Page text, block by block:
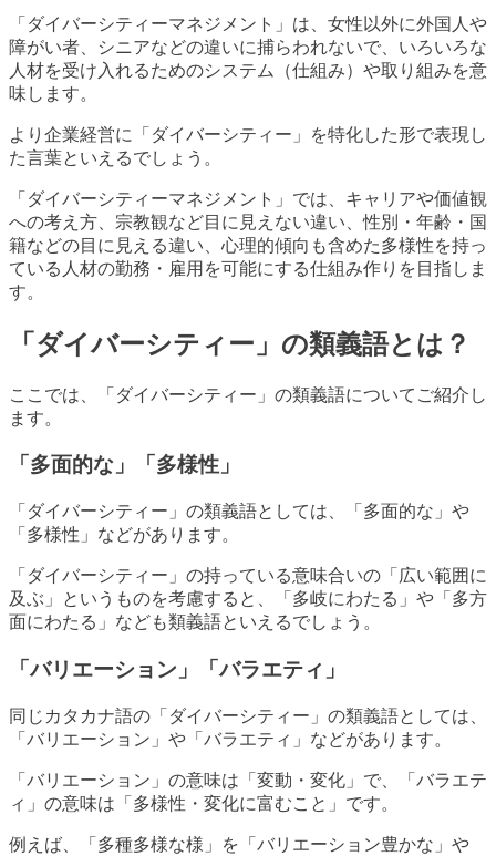
「ダイバーシティーマネジメント」は、女性以外に外国人や
障がい者、シニアなどの違いに捕らわれないで、いろいろな
人材を受け入れるためのシステム（仕組み）や取り組みを意
味します。
より企業経営に「ダイバーシティー」を特化した形で表現し
た言葉といえるでしょう。
「ダイバーシティーマネジメント」では、キャリアや価値観
への考え方、宗教観など目に見えない違い、性別・年齢・国
籍などの目に見える違い、心理的傾向も含めた多様性を持っ
ている人材の勤務・雇用を可能にする仕組み作りを目指しま
す。
「ダイバーシティー」の類義語とは？
ここでは、「ダイバーシティー」の類義語についてご紹介し
ます。
「多面的な」「多様性」
「ダイバーシティー」の類義語としては、「多面的な」や
「多様性」などがあります。
「ダイバーシティー」の持っている意味合いの「広い範囲に
及ぶ」というものを考慮すると、「多岐にわたる」や「多方
面にわたる」なども類義語といえるでしょう。
「バリエーション」「バラエティ」
同じカタカナ語の「ダイバーシティー」の類義語としては、
「バリエーション」や「バラエティ」などがあります。
「バリエーション」の意味は「変動・変化」で、「バラエテ
ィ」の意味は「多様性・変化に富むこと」です。
例えば、「多種多様な様」を「バリエーション豊かな」や